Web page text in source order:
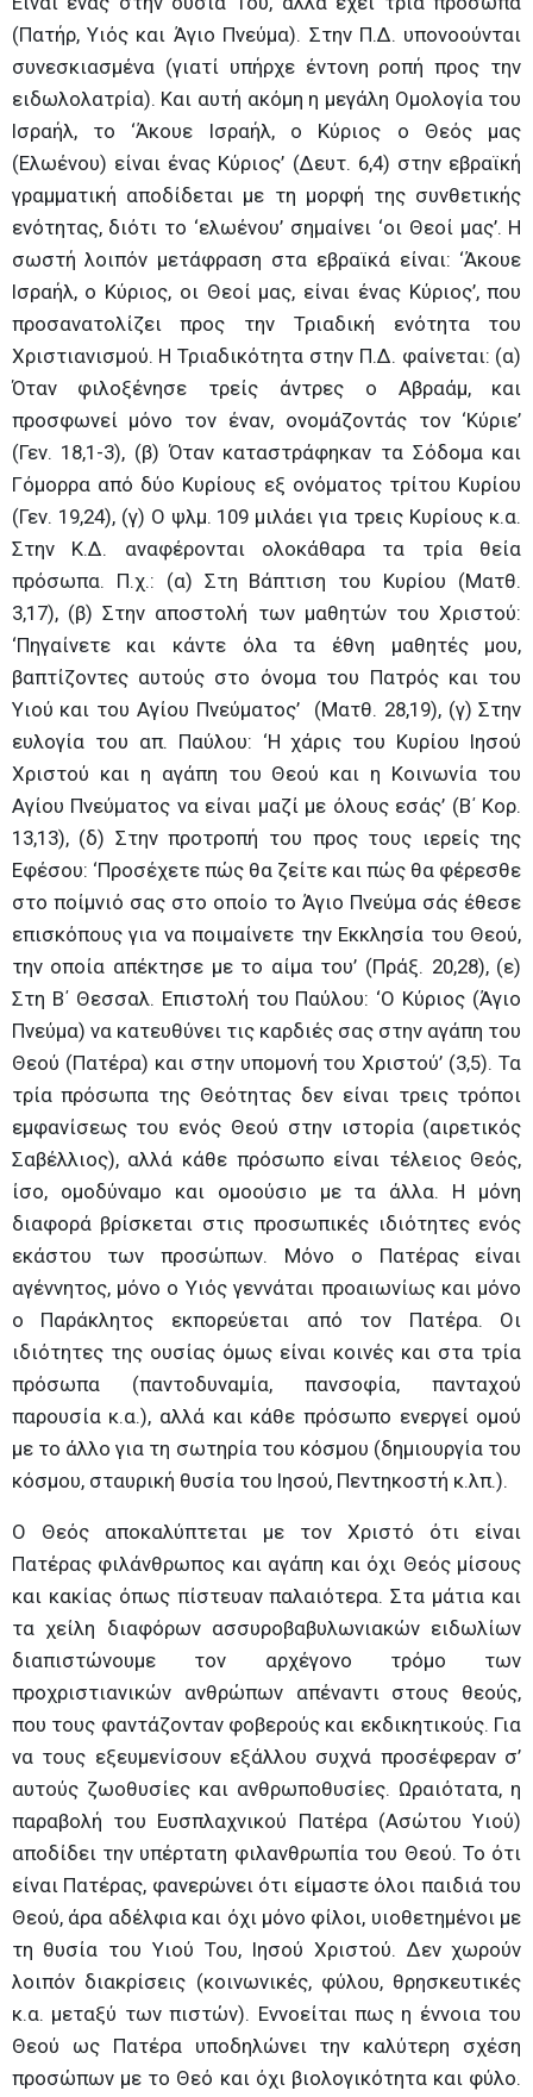
(Πατήρ, Υιός και Άγιο Πνεύμα). Στην Π.Δ. υπονοούνται
συνεσκιασμένα (γιατί υπήρχε έντονη ροπή προς την
ειδωλολατρία). Και αυτή ακόμη η μεγάλη Ομολογία του
Ισραήλ, το ‘Άκουε Ισραήλ, ο Κύριος ο Θεός μας
(Ελωένου) είναι ένας Κύριος’ (Δευτ. 6,4) στην εβραϊκή
γραμματική αποδίδεται με τη μορφή της συνθετικής
ενότητας, διότι το ‘ελωένου’ σημαίνει ‘οι Θεοί μας’. Η
σωστή λοιπόν μετάφραση στα εβραϊκά είναι: ‘Άκουε
Ισραήλ, ο Κύριος, οι Θεοί μας, είναι ένας Κύριος’, που
προσανατολίζει προς την Τριαδική ενότητα του
Χριστιανισμού. Η Τριαδικότητα στην Π.Δ. φαίνεται: (α)
Όταν φιλοξένησε τρείς άντρες ο Αβραάμ, και
προσφωνεί μόνο τον έναν, ονομάζοντάς τον ‘Κύριε’
(Γεν. 18,1-3), (β) Όταν καταστράφηκαν τα Σόδομα και
Γόμορρα από δύο Κυρίους εξ ονόματος τρίτου Κυρίου
(Γεν. 19,24), (γ) Ο ψλμ. 109 μιλάει για τρεις Κυρίους κ.α.
Στην Κ.Δ. αναφέρονται ολοκάθαρα τα τρία θεία
πρόσωπα. Π.χ.: (α) Στη Βάπτιση του Κυρίου (Ματθ.
3,17), (β) Στην αποστολή των μαθητών του Χριστού:
‘Πηγαίνετε και κάντε όλα τα έθνη μαθητές μου,
βαπτίζοντες αυτούς στο όνομα του Πατρός και του
Υιού και του Αγίου Πνεύματος’ (Ματθ. 28,19), (γ) Στην
ευλογία του απ. Παύλου: ‘Η χάρις του Κυρίου Ιησού
Χριστού και η αγάπη του Θεού και η Κοινωνία του
Αγίου Πνεύματος να είναι μαζί με όλους εσάς’ (Β΄ Κορ.
13,13), (δ) Στην προτροπή του προς τους ιερείς της
Εφέσου: ‘Προσέχετε πώς θα ζείτε και πώς θα φέρεσθε
στο ποίμνιό σας στο οποίο το Άγιο Πνεύμα σάς έθεσε
επισκόπους για να ποιμαίνετε την Εκκλησία του Θεού,
την οποία απέκτησε με το αίμα του’ (Πράξ. 20,28), (ε)
Στη Β΄ Θεσσαλ. Επιστολή του Παύλου: ‘Ο Κύριος (Άγιο
Πνεύμα) να κατευθύνει τις καρδιές σας στην αγάπη του
Θεού (Πατέρα) και στην υπομονή του Χριστού’ (3,5). Τα
τρία πρόσωπα της Θεότητας δεν είναι τρεις τρόποι
εμφανίσεως του ενός Θεού στην ιστορία (αιρετικός
Σαβέλλιος), αλλά κάθε πρόσωπο είναι τέλειος Θεός,
ίσο, ομοδύναμο και ομοούσιο με τα άλλα. Η μόνη
διαφορά βρίσκεται στις προσωπικές ιδιότητες ενός
εκάστου των προσώπων. Μόνο ο Πατέρας είναι
αγέννητος, μόνο ο Υιός γεννάται προαιωνίως και μόνο
ο Παράκλητος εκπορεύεται από τον Πατέρα. Οι
ιδιότητες της ουσίας όμως είναι κοινές και στα τρία
πρόσωπα (παντοδυναμία, πανσοφία, πανταχού
παρουσία κ.α.), αλλά και κάθε πρόσωπο ενεργεί ομού
με το άλλο για τη σωτηρία του κόσμου (δημιουργία του
κόσμου, σταυρική θυσία του Ιησού, Πεντηκοστή κ.λπ.).
Ο Θεός αποκαλύπτεται με τον Χριστό ότι είναι
Πατέρας φιλάνθρωπος και αγάπη και όχι Θεός μίσους
και κακίας όπως πίστευαν παλαιότερα. Στα μάτια και
τα χείλη διαφόρων ασσυροβαβυλωνιακών ειδωλίων
διαπιστώνουμε τον αρχέγονο τρόμο των
προχριστιανικών ανθρώπων απέναντι στους θεούς,
που τους φαντάζονταν φοβερούς και εκδικητικούς. Για
να τους εξευμενίσουν εξάλλου συχνά προσέφεραν σ’
αυτούς ζωοθυσίες και ανθρωποθυσίες. Ωραιότατα, η
παραβολή του Ευσπλαχνικού Πατέρα (Ασώτου Υιού)
αποδίδει την υπέρτατη φιλανθρωπία του Θεού. Το ότι
είναι Πατέρας, φανερώνει ότι είμαστε όλοι παιδιά του
Θεού, άρα αδέλφια και όχι μόνο φίλοι, υιοθετημένοι με
τη θυσία του Υιού Του, Ιησού Χριστού. Δεν χωρούν
λοιπόν διακρίσεις (κοινωνικές, φύλου, θρησκευτικές
κ.α. μεταξύ των πιστών). Εννοείται πως η έννοια του
Θεού ως Πατέρα υποδηλώνει την καλύτερη σχέση
προσώπων με το Θεό και όχι βιολογικότητα και φύλο.